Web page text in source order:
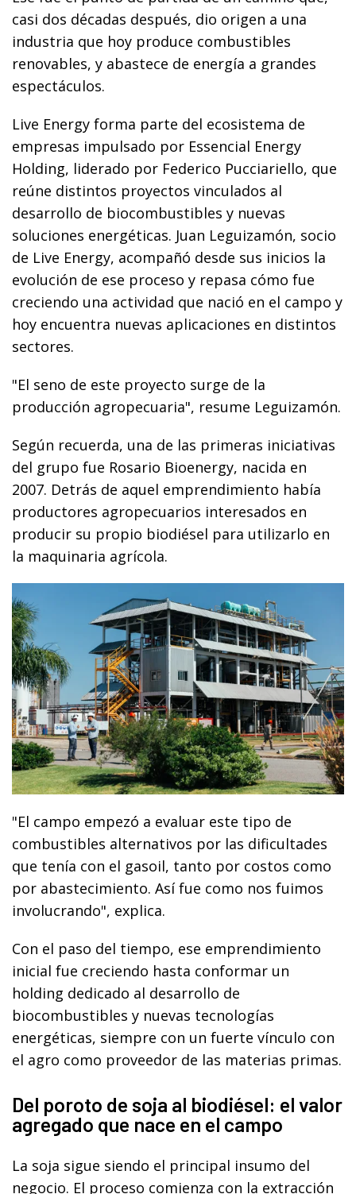
casi dos décadas después, dio origen a una
industria que hoy produce combustibles
renovables, y abastece de energía a grandes
espectáculos.
Live Energy forma parte del ecosistema de
empresas impulsado por Essencial Energy
Holding, liderado por Federico Pucciariello, que
reúne distintos proyectos vinculados al
desarrollo de biocombustibles y nuevas
soluciones energéticas. Juan Leguizamón, socio
de Live Energy, acompañó desde sus inicios la
evolución de ese proceso y repasa cómo fue
creciendo una actividad que nació en el campo y
hoy encuentra nuevas aplicaciones en distintos
sectores.
"El seno de este proyecto surge de la
producción agropecuaria", resume Leguizamón.
Según recuerda, una de las primeras iniciativas
del grupo fue Rosario Bioenergy, nacida en
2007. Detrás de aquel emprendimiento había
productores agropecuarios interesados en
producir su propio biodiésel para utilizarlo en
la maquinaria agrícola.
"El campo empezó a evaluar este tipo de
combustibles alternativos por las dificultades
que tenía con el gasoil, tanto por costos como
por abastecimiento. Así fue como nos fuimos
involucrando", explica.
Con el paso del tiempo, ese emprendimiento
inicial fue creciendo hasta conformar un
holding dedicado al desarrollo de
biocombustibles y nuevas tecnologías
energéticas, siempre con un fuerte vínculo con
el agro como proveedor de las materias primas.
Del poroto de soja al biodiésel: el valor
agregado que nace en el campo
La soja sigue siendo el principal insumo del
negocio. El proceso comienza con la extracción